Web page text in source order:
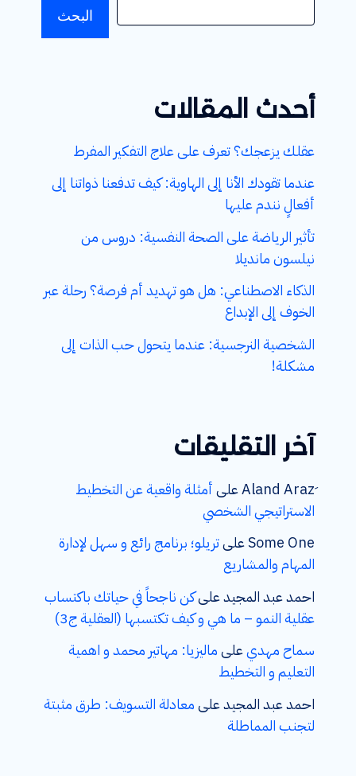
البحث
أحدث المقالات
عقلك يزعجك؟ تعرف على علاج التفكير المفرط
عندما تقودك الأنا إلى الهاوية: كيف تدفعنا ذواتنا إلى
أفعالٍ نندم عليها
تأثير الرياضة على الصحة النفسية: دروس من
نيلسون مانديلا
الذكاء الاصطناعي: هل هو تهديد أم فرصة؟ رحلة عبر
الخوف إلى الإبداع
الشخصية النرجسية: عندما يتحول حب الذات إلى
مشكلة!
آخر التقليقات
ِAland Araz علىأمثلة واقعية عن التخطيط
الاستراتيجي الشخصي
Some Oneعلىتريلو؛ برنامج رائع و سهل لإدارة
المهام والمشاريع
احمد عبد المجيدعلىكن ناجحاً في حياتك باكتساب
عقلية النمو – ما هي و كيف تكتسبها (العقلية ج3)
سماح مهديعلىماليزيا: مهاتير محمد و اهمية
التعليم و التخطيط
احمد عبد المجيدعلىمعادلة التسويف: طرق مثبتة
لتجنب المماطلة